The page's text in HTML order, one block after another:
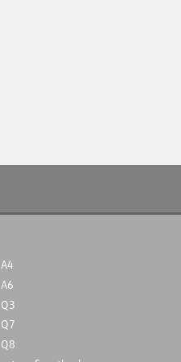
A4
A6
Q3
Q7
Q8